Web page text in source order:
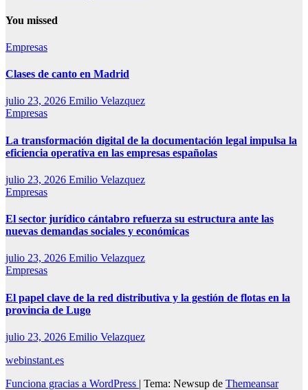
You missed
Empresas
Clases de canto en Madrid
julio 23, 2026 Emilio Velazquez
Empresas
La transformación digital de la documentación legal impulsa la
eficiencia operativa en las empresas españolas
julio 23, 2026 Emilio Velazquez
Empresas
El sector jurídico cántabro refuerza su estructura ante las
nuevas demandas sociales y económicas
julio 23, 2026 Emilio Velazquez
Empresas
El papel clave de la red distributiva y la gestión de flotas en la
provincia de Lugo
julio 23, 2026 Emilio Velazquez
webinstant.es
Funciona gracias a WordPress | Tema: Newsup de Themeansar